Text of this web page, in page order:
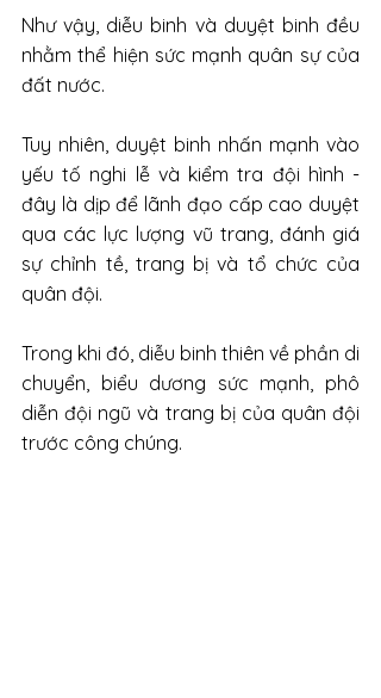
Như vậy, diễu binh và duyệt binh đều
nhằm thể hiện sức mạnh quân sự của
đất nước.
Tuy nhiên, duyệt binh nhấn mạnh vào
yếu tố nghi lễ và kiểm tra đội hình -
đây là dịp để lãnh đạo cấp cao duyệt
qua các lực lượng vũ trang, đánh giá
sự chỉnh tề, trang bị và tổ chức của
quân đội.
Trong khi đó, diễu binh thiên về phần di
chuyển, biểu dương sức mạnh, phô
diễn đội ngũ và trang bị của quân đội
trước công chúng.